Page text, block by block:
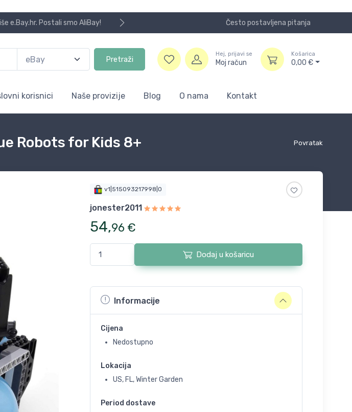
e.Bay.hr. Postali smo AliBay! Često postavljena pitanja
Pretraži
Hej, prijavi se
Moj račun
Košarica
0,00 €
korisnici Naše provizije Blog O nama Kontakt
Povratak
Robots for Kids 8+
v1|515093217998|0
jonester2011
54,96 €
Dodaj u košaricu
Informacije
Cijena
Nedostupno
Lokacija
US, FL, Winter Garden
Period dostave